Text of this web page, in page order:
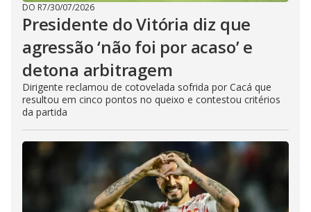
DO R7/30/07/2026
Presidente do Vitória diz que
agressão ‘não foi por acaso’ e
detona arbitragem
Dirigente reclamou de cotovelada sofrida por Cacá que
resultou em cinco pontos no queixo e contestou critérios
da partida